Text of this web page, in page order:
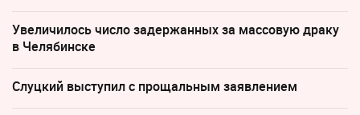
Увеличилось число задержанных за массовую драку
в Челябинске
Слуцкий выступил с прощальным заявлением